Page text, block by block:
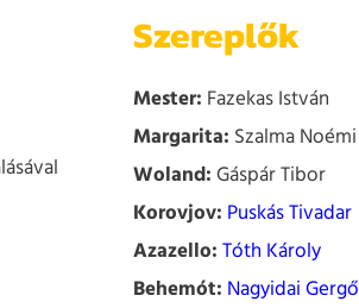
Szereplők
Mester: Fazekas István
Margarita: Szalma Noémi
Woland:Gáspár Tibor
Korovjov: Puskás Tivadar
Azazello:Tóth Károly
Behemót: Nagyidai Gergő